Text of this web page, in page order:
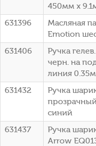
450мм x
631396
Масляная
Emotion
631406
Ручка
черн. на
линия
631432
Ручка
синий
631437
Ручка
Arrow